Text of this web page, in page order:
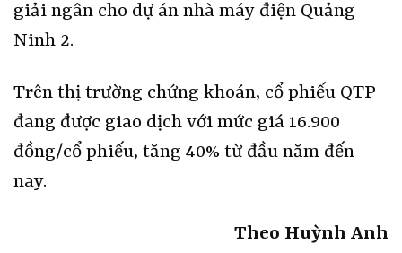
giải ngân cho dự án nhà máy điện Quảng
Ninh 2.
Trên thị trường chứng khoán, cổ phiếu QTP
đang được giao dịch với mức giá 16.900
đồng/cổ phiếu, tăng 40% từ đầu năm đến
nay.
Theo Huỳnh Anh